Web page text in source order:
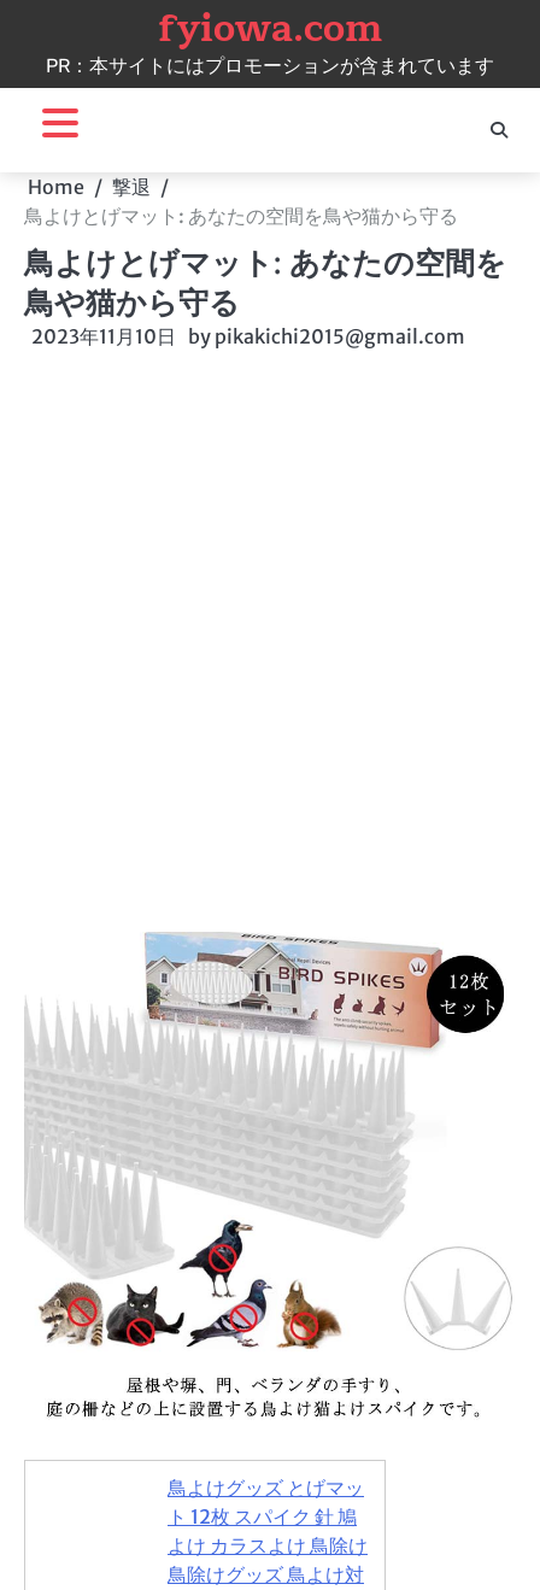
content
fyiowa.com
PR：本サイトにはプロモーションが含まれています
Home
撃退
鳥よけとげマット: あなたの空間を鳥や猫から守る
鳥よけとげマット: あなたの空間を
鳥や猫から守る
2023年11月10日 by pikakichi2015@gmail.com
鳥よけグッズ とげマッ
ト 12枚 スパイク 針 鳩
よけ カラスよけ 鳥除け
鳥除けグッズ 鳥よけ対